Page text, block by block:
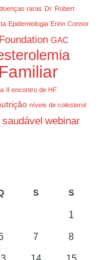
doenças raras Dr. Robert
Epidemiologia Erinn Connor
GAC
II encontro de HF
níveis de colesterol
webinar
S S
1
7 8